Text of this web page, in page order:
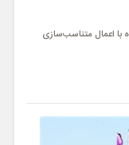
با اعمال متناسب‌سازی